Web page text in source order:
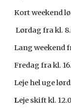
Kort
Lørdag fra kl.
Lang
Fredag fra kl.
Leje hel
Leje skift kl.